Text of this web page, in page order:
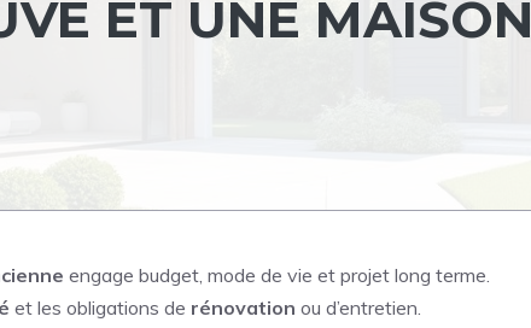
ET UNE MAISON
engage budget, mode de vie et projet long terme.
et les obligations de rénovation ou d’entretien.